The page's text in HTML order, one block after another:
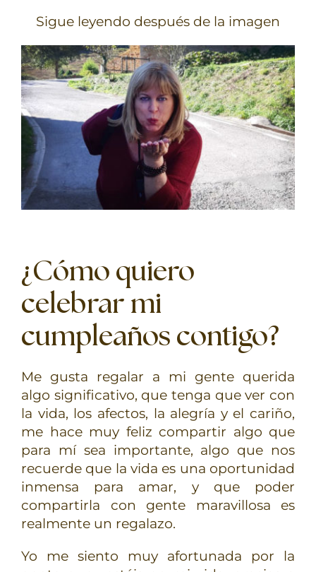
Sigue leyendo después de la imagen
¿Cómo quiero
celebrar mi
cumpleaños contigo?
Me gusta regalar a mi gente querida
algo significativo, que tenga que ver con
la vida, los afectos, la alegría y el cariño,
me hace muy feliz compartir algo que
para mí sea importante, algo que nos
recuerde que la vida es una oportunidad
inmensa para amar, y que poder
compartirla con gente maravillosa es
realmente un regalazo.
Yo me siento muy afortunada por la